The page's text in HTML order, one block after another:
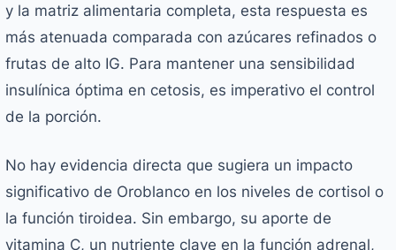
y la matriz alimentaria completa, esta respuesta es
más atenuada comparada con azúcares refinados o
frutas de alto IG. Para mantener una sensibilidad
insulínica óptima en cetosis, es imperativo el control
de la porción.
No hay evidencia directa que sugiera un impacto
significativo de Oroblanco en los niveles de cortisol o
la función tiroidea. Sin embargo, su aporte de
vitamina C, un nutriente clave en la función adrenal,